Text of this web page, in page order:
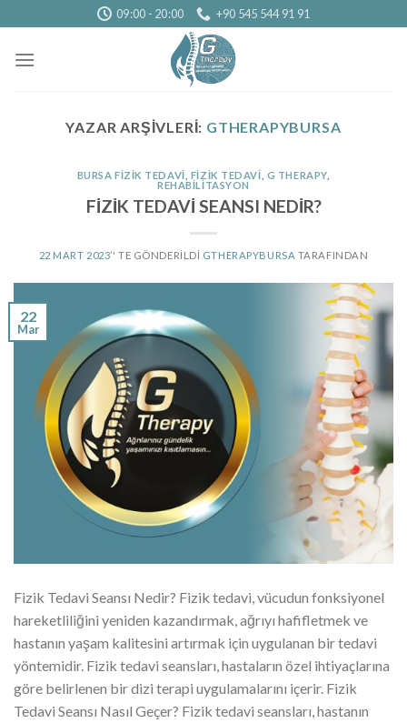
to
content
09:00 - 20:00 +90 545 544 91 91
YAZAR ARŞIVLERI: GTHERAPYBURSA
BURSA FIZIK TEDAVI FIZIK TEDAVI G THERAPY,
REHABILITASYON
FİZİK TEDAVİ SEANSI NEDİR?
22 MART 2023’' TE GÖNDERILDI GTHERAPYBURSA TARAFINDAN
22
Mar
Fizik Tedavi Seansı Nedir? Fizik tedavi, vücudun fonksiyonel
hareketliliğini yeniden kazandırmak, ağrıyı hafifletmek ve
hastanın yaşam kalitesini artırmak için uygulanan bir tedavi
yöntemidir. Fizik tedavi seansları, hastaların özel ihtiyaçlarına
göre belirlenen bir dizi terapi uygulamalarını içerir. Fizik
Tedavi Seansı Nasıl Geçer? Fizik tedavi seansları, hastanın